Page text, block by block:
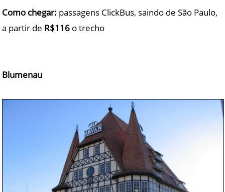
Como chegar: passagens ClickBus, saindo de São Paulo,
a partir de R$116 o trecho
Blumenau